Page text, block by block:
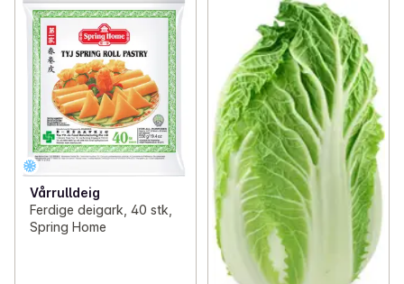
Vårrulldeig
Ferdige deigark, 40 stk,
Spring Home